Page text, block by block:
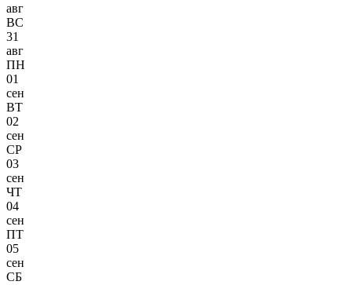
авг
ВС
31
авг
ПН
01
сен
ВТ
02
сен
СР
03
сен
ЧТ
04
сен
ПТ
05
сен
СБ